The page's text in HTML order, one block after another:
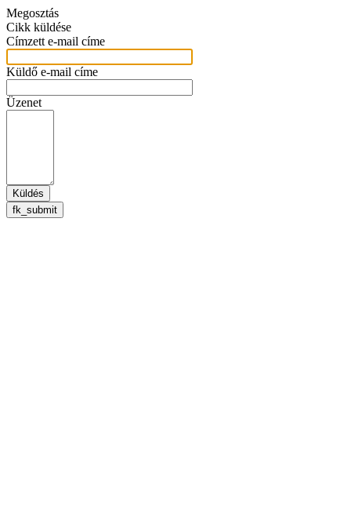
Megosztás
Cikk küldése
Címzett e-mail címe
Küldő e-mail címe
Üzenet